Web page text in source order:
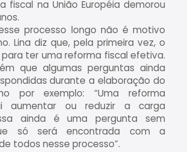
fiscal na União Européia demorou
processo longo não é motivo
Lina diz que, pela primeira vez, o
para ter uma reforma fiscal efetiva.
que algumas perguntas ainda
durante a elaboração do
por exemplo: “Uma reforma
aumentar ou reduzir a carga
ainda é uma pergunta sem
só será encontrada com a
todos nesse processo”.